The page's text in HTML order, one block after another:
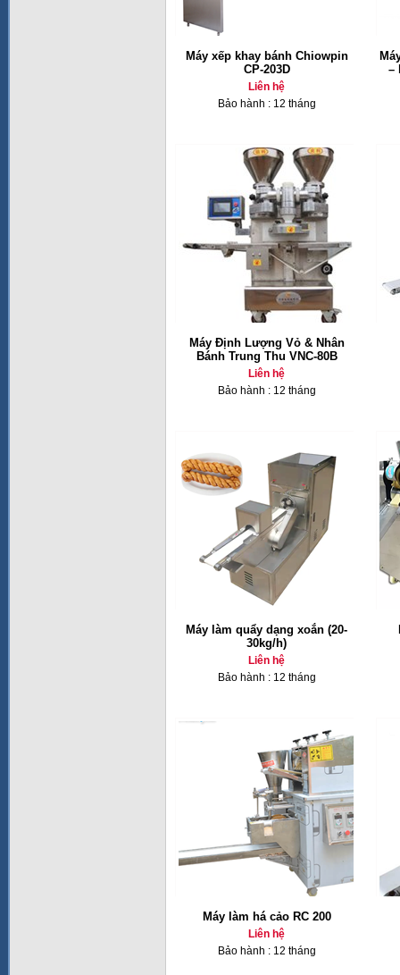
Máy xếp khay bánh Chiowpin
CP-203D
Liên hệ
Bảo hành : 12 tháng
–
Máy Định Lượng Vỏ & Nhân
Bánh Trung Thu VNC-80B
Liên hệ
Bảo hành : 12 tháng
Máy làm quẩy dạng xoắn (20-
30kg/h)
Liên hệ
Bảo hành : 12 tháng
Máy làm há cảo RC 200
Liên hệ
Bảo hành : 12 tháng